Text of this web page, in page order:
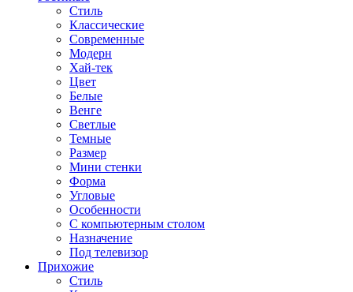
Стиль
Классические
Современные
Модерн
Хай-тек
Цвет
Белые
Венге
Светлые
Темные
Размер
Мини стенки
Форма
Угловые
Особенности
С компьютерным столом
Назначение
Под телевизор
Прихожие
Стиль